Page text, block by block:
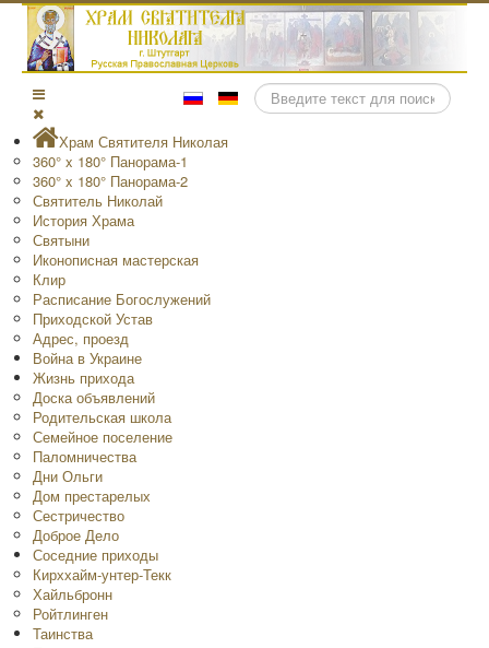
Поиск
Храм Святителя Николая
360° x 180° Панорама-1
360° x 180° Панорама-2
Святитель Николай
История Храма
Святыни
Иконописная мастерская
Клир
Расписание Богослужений
Приходской Устав
Адрес, проезд
Война в Украине
Жизнь прихода
Доска объявлений
Родительская школа
Семейное поселение
Паломничества
Дни Ольги
Дом престарелых
Сестричество
Доброе Дело
Соседние приходы
Кирххайм-унтер-Текк
Хайльбронн
Ройтлинген
Таинства